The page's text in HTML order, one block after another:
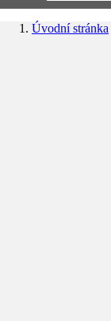
Úvodní stránka